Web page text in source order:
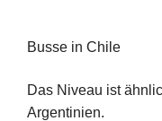
Busse in Chile
Das Niveau ist
Argentinien.